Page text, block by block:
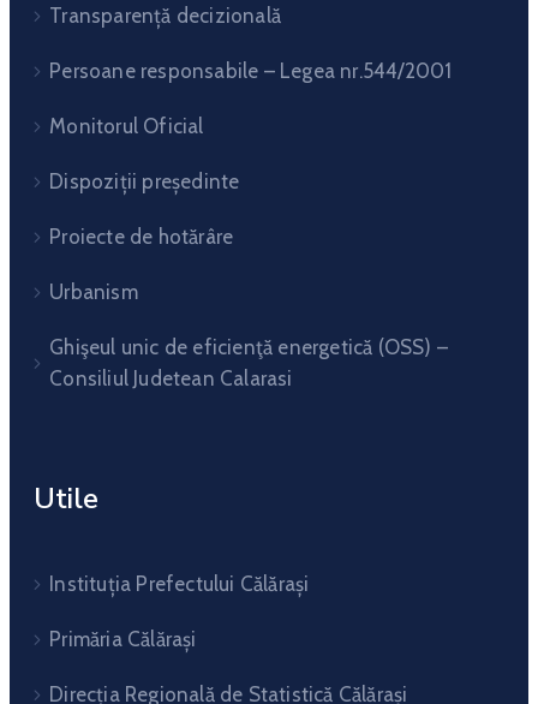
Transparență decizională
Persoane responsabile – Legea nr.544/2001
Monitorul Oficial
Dispoziții președinte
Proiecte de hotărâre
Urbanism
Ghişeul unic de eficienţă energetică (OSS) –
Consiliul Judetean Calarasi
Utile
Instituția Prefectului Călărași
Primăria Călărași
Direcția Regională de Statistică Călărași